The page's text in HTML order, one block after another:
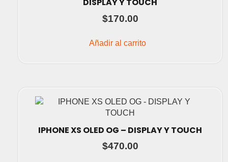
$170.00
Añadir al carrito
IPHONE XS OLED OG – DISPLAY Y TOUCH
$470.00